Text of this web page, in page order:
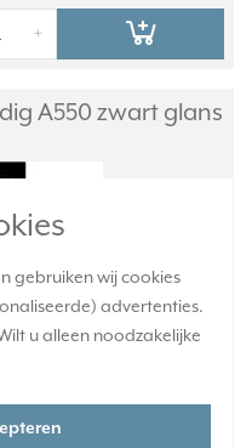
gebruiken wij cookies
advertenties.
u alleen noodzakelijke
+
A550 zwart glans
met afdekkingen uit